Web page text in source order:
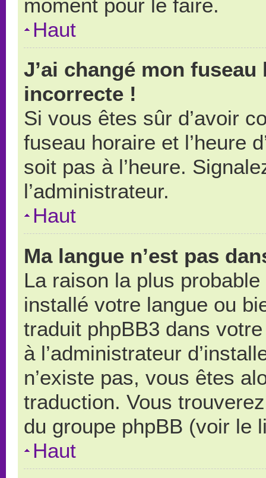
moment pour le faire.
Haut
J’ai changé mon
incorrecte !
Si vous êtes sûr d’avoir
fuseau horaire et l’heure
soit pas à l’heure.
l’administrateur.
Haut
Ma langue n’est pas
La raison la plus probable
installé votre langue ou
traduit phpBB3 dans
à l’administrateur
n’existe pas, vous êtes
traduction. Vous
du groupe phpBB (voir le
Haut